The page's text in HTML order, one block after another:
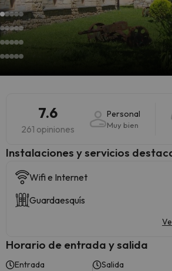
7.6
261 opiniones
Personal
Muy bien
Instalaciones y servicios
Wifi e Internet
Guardaesquís
Horario de entrada y salida
Entrada Salida